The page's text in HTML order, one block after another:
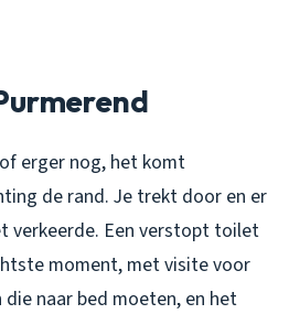
erger nog, het komt
de rand. Je trekt door en er
verkeerde. Een verstopt toilet
moment, met visite voor
naar bed moeten, en het